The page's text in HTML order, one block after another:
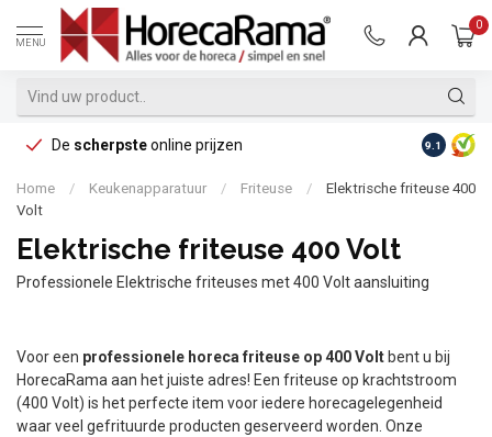
MENU
0
De scherpsteonline prijzen Op
9.1
Home / Keukenapparatuur / Friteuse /
Elektrische friteuse 400
Volt
Elektrische friteuse 400 Volt
Professionele Elektrische friteuses met 400 Volt aansluiting
Voor een professionele horeca friteuse op 400 Volt bent u bij
HorecaRama aan het juiste adres! Een friteuse op krachtstroom
(400 Volt) is het perfecte item voor iedere horecagelegenheid
waar veel gefrituurde producten geserveerd worden. Onze